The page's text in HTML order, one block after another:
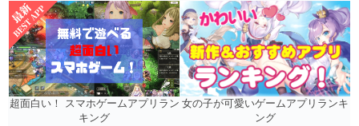
超面白い！ スマホゲームアプリラン
キング
女の子が可愛いゲームアプリランキ
ング